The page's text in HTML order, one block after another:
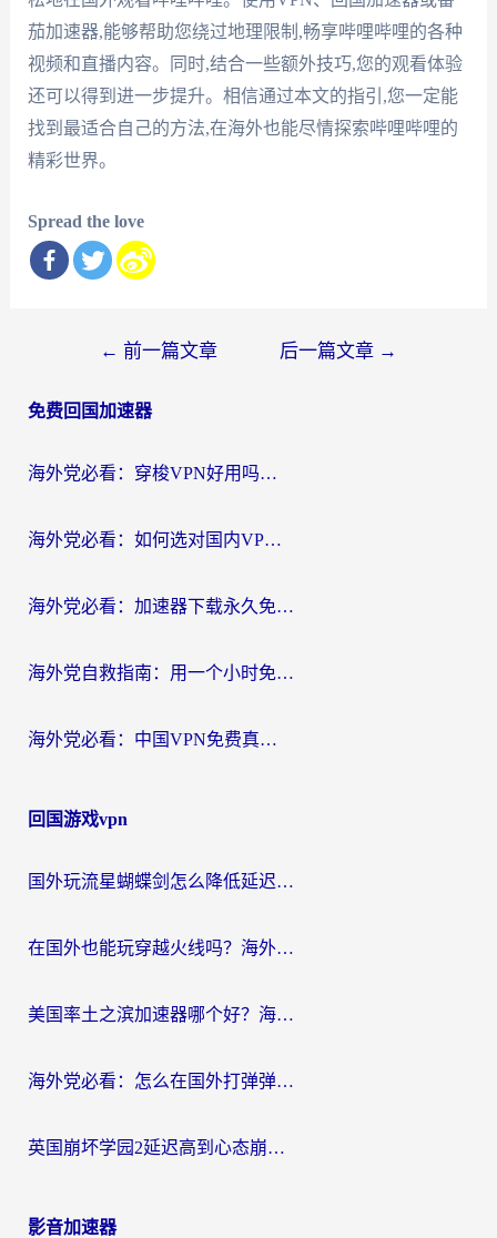
茄加速器,能够帮助您绕过地理限制,畅享哔哩哔哩的各种
视频和直播内容。同时,结合一些额外技巧,您的观看体验
还可以得到进一步提升。相信通过本文的指引,您一定能
找到最适合自己的方法,在海外也能尽情探索哔哩哔哩的
精彩世界。
Spread the love
导
← 前一篇文章 后一篇文章 →
免费回国加速器
海外党必看：穿梭VPN好用吗？和云帆VPN对比哪个回国效果更好？附真实测评+避坑指南
海外党必看：如何选对国内VPN，实现无缝访问国内资源？
海外党必看：加速器下载永久免费版真的存在吗？教你无缝访问国内资源的正确姿势
海外党自救指南：用一个小时免费加速器，轻松打破国内资源访问壁垒？
海外党必看：中国VPN免费真的靠谱吗？手把手教你选对回国加速器
回国游戏vpn
国外玩流星蝴蝶剑怎么降低延迟？海外党必看的加速秘籍（含欧洲鸣潮&彩虹岛优化攻略）
在国外也能玩穿越火线吗？海外玩家国服游戏畅玩终极指南
美国率土之滨加速器哪个好？海外党国服游戏畅玩终极指南（附多游戏解决方案）
海外党必看：怎么在国外打弹弹堂不卡？番茄加速器亲测指南
英国崩坏学园2延迟高到心态崩？海外党国服游戏加速终极指南
影音加速器